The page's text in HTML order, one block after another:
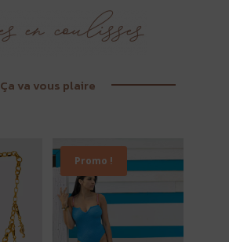
Ça va vous plaire
Promo !